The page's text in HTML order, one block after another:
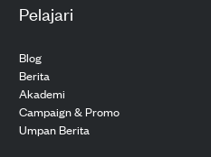
Pelajari
Blog
Berita
Akademi
Campaign & Promo
Umpan Berita